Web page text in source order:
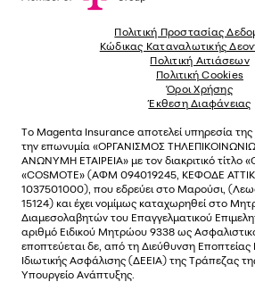
Πολιτική Προστασίας
Κώδικας Καταναλωτικής
Πολιτική Αιτιάσεων
Πολιτική Cookies
Όροι Χρήσης
Έκθεση Διαφάνειας
Το Magenta Insurance αποτελεί υπηρεσία
την επωνυµία «ΟΡΓΑΝΙΣΜΟΣ
ΑΝΩΝΥΜΗ ΕΤΑΙΡΕΙΑ» µε τον διακριτικό τίτλο
«COSMOTE» (ΑΦΜ 094019245, ΚΕΦΟΔΕ
1037501000), που εδρεύει στο Μαρούσι,
15124) και έχει νοµίµως καταχωρηθεί στο
Διαµεσολαβητών του Επαγγελµατικού
αριθµό Ειδικού Μητρώου 9338 ως
εποπτεύεται δε, από τη Διεύθυνση Εποπτείας
Ιδιωτικής Ασφάλισης (ΔΕΕΙΑ) της Τράπεζας
Υπουργείο Ανάπτυξης.